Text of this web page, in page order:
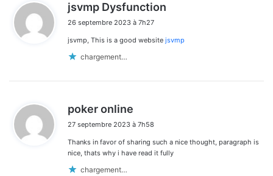
jsvmp Dysfunction
26 septembre 2023 à 7h27
jsvmp, This is a good website jsvmp
chargement…
poker online
t
:
27 septembre 2023 à 7h58
Thanks in favor of sharing such a nice thought, paragraph is
nice, thats why i have read it fully
chargement…